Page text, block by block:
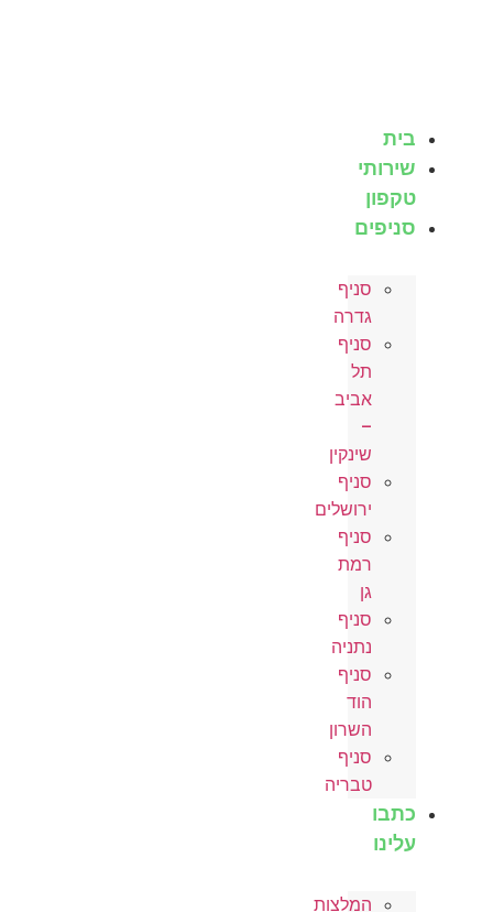
בית
שירותי
טקפון
סניפים
סניף
גדרה
סניף
תל
אביב
–
שינקין
סניף
ירושלים
סניף
רמת
גן
סניף
נתניה
סניף
הוד
השרון
סניף
טבריה
כתבו
עלינו
המלצות